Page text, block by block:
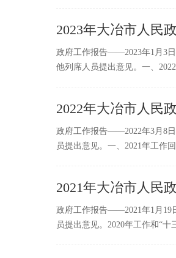
2023年大冶市人民
政府工作报告——2023年1月3
他列席人员提出意见。一、
2022年大冶市人民
政府工作报告——2022年3月8
员提出意见。一、2021年工作
2021年大冶市人民
政府工作报告——2021年1月19
员提出意见。2020年工作和“十